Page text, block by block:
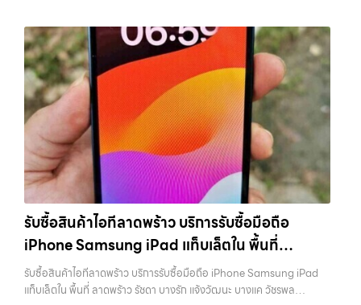
เกษตรนวมินทร์, เสนานิคม, วังหินไม่ว่าคุณจะต้องการ รับซื้อโทรศัพท์, รับ
ซื้อแมคบุค, รับซื้อโน๊ตบุ๊ค, รับซื้อแท็บเล็ต, หรือบริการอื่นๆ เกี่ยวกับสินค้า
ไอที กรุงเทพฯ – เราพร้อมให้บริการครบวงจร บริการของเรา เราให้บริการ
แบบครบวงจรสำหรับลูกค้าที่ต้องการขายอุปกรณ์ไอที ไม่ว่าจะเป็น: รับซื้อไอ
โฟน ทุกรุ่น ทั้งเครื่องใหม่และเครื่องใช้งานแล้ว รับซื้อไอแพด…
ทรัพย์สินที่มีมูลค่า คุณอาจต้องการเปลี่ยนรุ่น หรือต้องการเงินด่วน เราจึง
มอบบริการประเมินสภาพเครื่อง ฟรี ปราบปรามความยุ่งยากทั้งหลาย โดย
เน้น โปร่งใส มั่นใจได้ และจ่ายเงินทันทีเมื่อตกลงซื้อขายสำเร็จ บริการของเรา
ครอบคลุมทั้ง iPhone สายใหม่-เก่า, Samsung ทุกรุ่น, iPad และแท็บเล็ต
ทุกแบรนด์ เรารับถึงแม้จะอยู่ในสภาพใช้งานแล้ว ตกแต่งแล้ว หรือมีรอยบ้าง
เพราะมูลค่าของเครื่องไม่ได้ขึ้นอยู่แค่ยี่ห้อ แต่ขึ้นอยู่กับสภาพจริง ความครบ
ชุด และความสะดวกในการขายของคุณ เราจึงตั้งใจให้บริการในเขต
ลาดพร้าว, รัชดา, บางรัก, แจ้งวัฒนะ, บางแค, วัชรพล, รามอินทรา, บางนา,
บางพลี, เกษตรนวมินทร์, เสนานิคม, วังหิน อย่างเต็มที่ ไม่ว่าคุณจะค้นหาคำ
ว่า “รับซื้อมือถือใกล้ฉัน”, “รับซื้อโทรศัพท์มือสองกรุงเทพ”, “ขาย iPad ได้
ราคา”, “รับซื้อแท็บเล็ต กรุงเทพถึงที่”, หรือ “รับซื้อ Samsung มือสอง
ราคาสูง” — ที่นี่คือคำตอบ เพราะบริการของเรามุ่งตรงให้คุณได้รับราคาและ
ความสะดวกสบายที่เหนือกว่า เลือกเราแล้วคุณจะได้บริการที่คุณไว้วางใจ
พร้อมทีมงานที่พร้อมอำนวยความสะดวก นัดรับถึงที่ ตรวจสภาพอย่างมือ
อาชีพ และจ่ายเงินทันที ทั้งหมดนี้เพื่อให้การขายอุปกรณ์ของคุณเป็นเรื่อง
ง่ายขึ้น ดีกว่า รวดเร็วกว่า และคุ้มค่ากว่า ทำไมต้องเลือกเรา ผู้เชี่ยวชาญด้าน
วัชรพล รามอินทรา รับซื้อไอโฟนเกษตนวมินทร์ — รับซื้อมือถือ หรือ รับซื้อ
แท็บเล็ต ที่ให้ราคาเป็นธรรมและบริการรวดเร็ว บริการครอบคลุมทั่วกรุงเทพ
และพื้นที่ใกล้เคียง รับซื้อไอโฟนเกษตนวมินทร์ รับซื้อมือถือ หรือ รับซื้อ
แท็บเล็ต ที่ให้ราคาเป็นธรรมและบริการรวดเร็ว บริการครอบคลุมทั่วกรุงเทพ
และพื้นที่ใกล้เคียง รับซื้อ… รับซื้อไอโฟนเกษตนวมินทร์ รับซื้อ iPhone ทุก
รุ่น ให้ราคาสูง พร้อมจ่ายเงินทันที ประสบการณ์เหนือระดับกับการ รับซื้อไอ
โฟน, รับซื้อไอแพด, รับซื้อมือถือ ยินดีต้อนรับสู่ “รับซื้อขายมือถือ.com”
เว็บไซต์ที่คุณไว้วางใจได้ สำหรับบริการ รับซื้อ มือถือ iPhone, Samsung,
iPad, แท็บเล็ต ทุกยี่ห้อ ให้ราคาสูง พร้อมจ่ายเงินทันที ครอบคลุมพื้นที่
ลาดพร้าว, รัชดา, บางรัก, แจ้งวัฒนะ, บางแค, วัชรพล, รามอินทรา และเขต
กรุงเทพฯ ใกล้ “ใกล้ ฉัน” ที่สุด ในยุคที่สมาร์ทโฟน แท็บเล็ต และอุปกรณ์ไอที
ใหม่ๆ เปลี่ยนรุ่นกันแทบทุกช่วงเวลา อุปกรณ์ที่คุณใช้แล้วอาจกลายเป็นของ
ที่ไม่ได้ใช้งานอยู่เฉยๆ เว็บไซต์ของเราจึงเกิดขึ้นเพื่อเป็นทางเลือกให้คุณ
สามารถเปลี่ยนอุปกรณ์ที่ไม่ใช้แล้วให้กลายเป็นเงินสดได้ทันที ด้วยบริการ รับ
ซื้อไอโฟน, รับซื้อไอแพด, รับซื้อมือถือ, รับซื้อโทรศัพท์, รับซื้อโน๊ตบุ๊ค, รับซื้อ
แท็บเล็ต, รับซื้อสินค้าไอทีกรุงเทพมหานคร อย่างครบวงจร ไม่ว่าคุณจะอยู่
โซนเมืองหรือเขตชานเมือง เรามีทีมงานพร้อมให้บริการถึงที่ในพื้นที่ “ใกล้
รับซื้อสินค้าไอทีลาดพร้าว บริการรับซื้อมือถือ
iPhone Samsung iPad แท็บเล็ตใน พื้นที่
ลาดพร้าว รัชดา บางรัก แจ้งวัฒนะ บางแค วัชรพล
รามอินทรา พร้อมจ่ายเงินทันที
รับซื้อสินค้าไอทีลาดพร้าว บริการรับซื้อมือถือ iPhone Samsung iPad
แท็บเล็ตใน พื้นที่ ลาดพร้าว รัชดา บางรัก แจ้งวัฒนะ บางแค วัชรพล